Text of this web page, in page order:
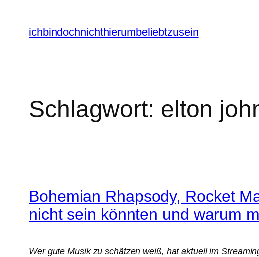
Inhalt
springen
ichbindochnichthierumbeliebtzusein
Schlagwort: elton
Bohemian Rhapsody, Rocket
nicht sein könnten und warum
Wer gute Musik zu schätzen weiß, hat aktuell im